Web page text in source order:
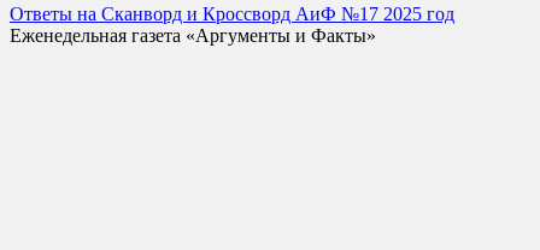
Ответы на Сканворд и Кроссворд АиФ №17 2025 год
Еженедельная газета «Аргументы и Факты»